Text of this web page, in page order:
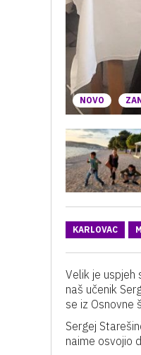
NOVO
KARLOVAC
Velik je uspjeh
naš učenik
se iz Osnovne
Sergej
naime osvojio